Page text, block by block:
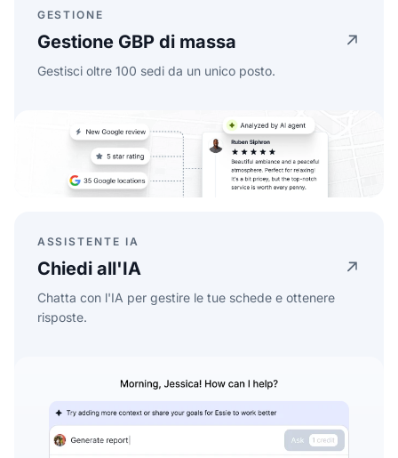
GESTIONE
Gestione GBP di massa
Gestisci oltre 100 sedi da un unico posto.
ASSISTENTE IA
Chiedi all'IA
Chatta con l'IA per gestire le tue schede e ottenere
risposte.